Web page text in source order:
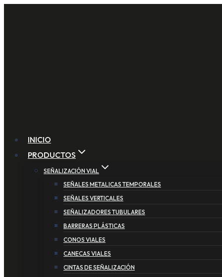
INICIO
PRODUCTOS
SEÑALIZACIÓN VIAL
SEÑALES METALICAS TEMPORALES
SEÑALES VERTICALES
SEÑALIZADORES TUBULARES
BARRERAS PLÁSTICAS
CONOS VIALES
CANECAS VIALES
CINTAS DE SEÑALIZACIÓN